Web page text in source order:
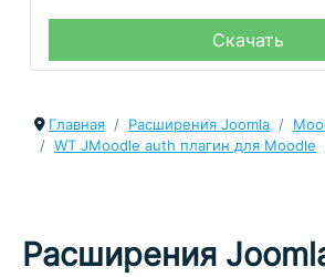
Скачать
Главная Расширения Joomla
WT JMoodle auth плагин для Moodle
Расширения